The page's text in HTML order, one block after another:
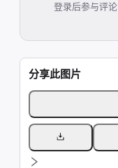
登录后参与评论
分享此图片